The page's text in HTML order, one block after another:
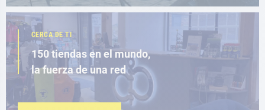
CERCA DE TI
150 tiendas en el mundo,
la fuerza de una red